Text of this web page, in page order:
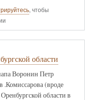
, чтобы
области
Воронин Петр
.Комиссарова (вроде
области в